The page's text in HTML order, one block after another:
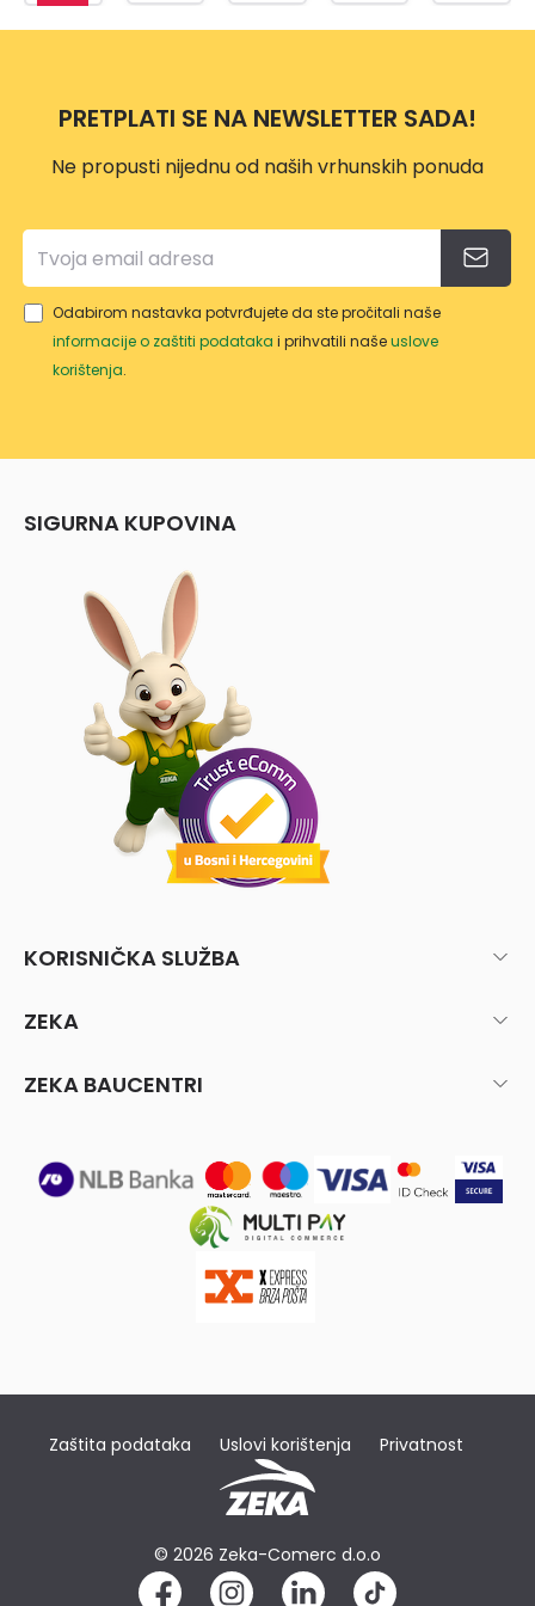
PLAV
CM
5/1
PRETPLATI SE NA NEWSLETTER SADA!
Ne propusti nijednu od naših vrhunskih ponuda
Odabirom nastavka potvrđujete da ste pročitali naše
informacije o zaštiti podataka i prihvatili našeuslove
korištenja.
SIGURNA KUPOVINA
KORISNIČKA SLUŽBA
ZEKA
ZEKA BAUCENTRI
Zaštita podataka Uslovi korištenja Privatnost
© 2026 Zeka-Comerc d.o.o